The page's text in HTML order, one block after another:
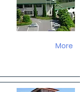
More